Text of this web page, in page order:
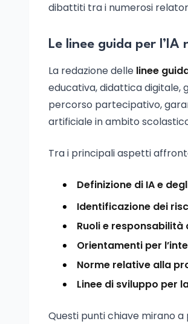
dibattiti tra i numerosi
Le linee guida per
La redazione delle linee
educativa, didattica digitale,
percorso partecipativo,
artificiale in ambito
Tra i principali aspetti
Definizione di IA e
Identificazione dei
Ruoli e
Orientamenti per
Norme relative alla
Linee di sviluppo per
Questi punti chiave mirano